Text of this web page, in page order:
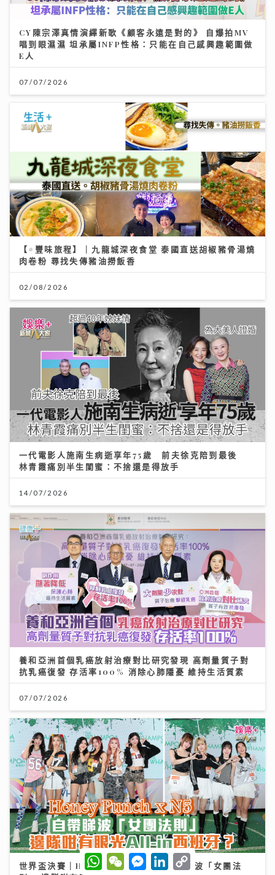
CY陳宗澤真情演繹新歌《顧客永遠是對的》 自爆拍MV
唱到眼濕濕 坦承屬INFP性格：只能在自己感興趣範圍做
E人
07/07/2026
【#豐味旅程】｜九龍城深夜食堂 泰國直送胡椒豬骨湯燒
肉卷粉 尋找失傳豬油撈飯香
02/08/2026
一代電影人施南生病逝享年75歲 前夫徐克陪到最後
林青霞痛別半生閨蜜：不捨還是得放手
14/07/2026
養和亞洲首個乳癌放射治療對比研究發現 高劑量質子對
抗乳癌復發 存活率100% 消除心肺隱憂 維持生活質素
07/07/2026
世界盃決賽｜Honey Punch x N5自帶睇波「女團法
W
h
W
e
M
e
L
o